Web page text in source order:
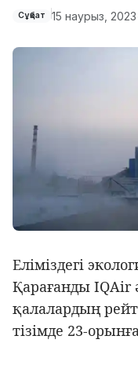
Сұқбат 15 наурыз, 2023
Еліміздегі
Қарағанды IQAir
қалалардың
тізімде 23-